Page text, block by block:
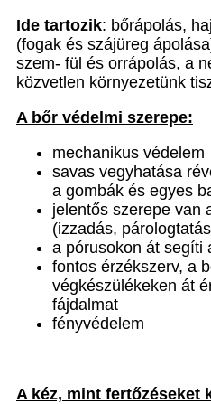
Ide tartozik: bőrápolás,
(fogak és szájüreg
szem- fül és orrápolás, a
közvetlen környezetünk
A bőr védelmi szerepe:
mechanikus védelem
savas vegyhatása
a gombák és egyes
jelentős szerepe van
(izzadás,
a pórusokon át segíti
fontos érzékszerv, a
végkészülékeken át
fájdalmat
fényvédelem
A kéz, mint fertőzéseket